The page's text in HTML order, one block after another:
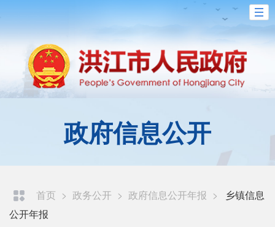
政府信息公开
首页 > 政务公开 > 政府信息公开年报 >
乡镇信息
公开年报